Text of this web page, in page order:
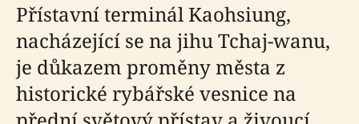
Přístavní terminál Kaohsiung,
nacházející se na jihu Tchaj-wanu,
je důkazem proměny města z
historické rybářské vesnice na